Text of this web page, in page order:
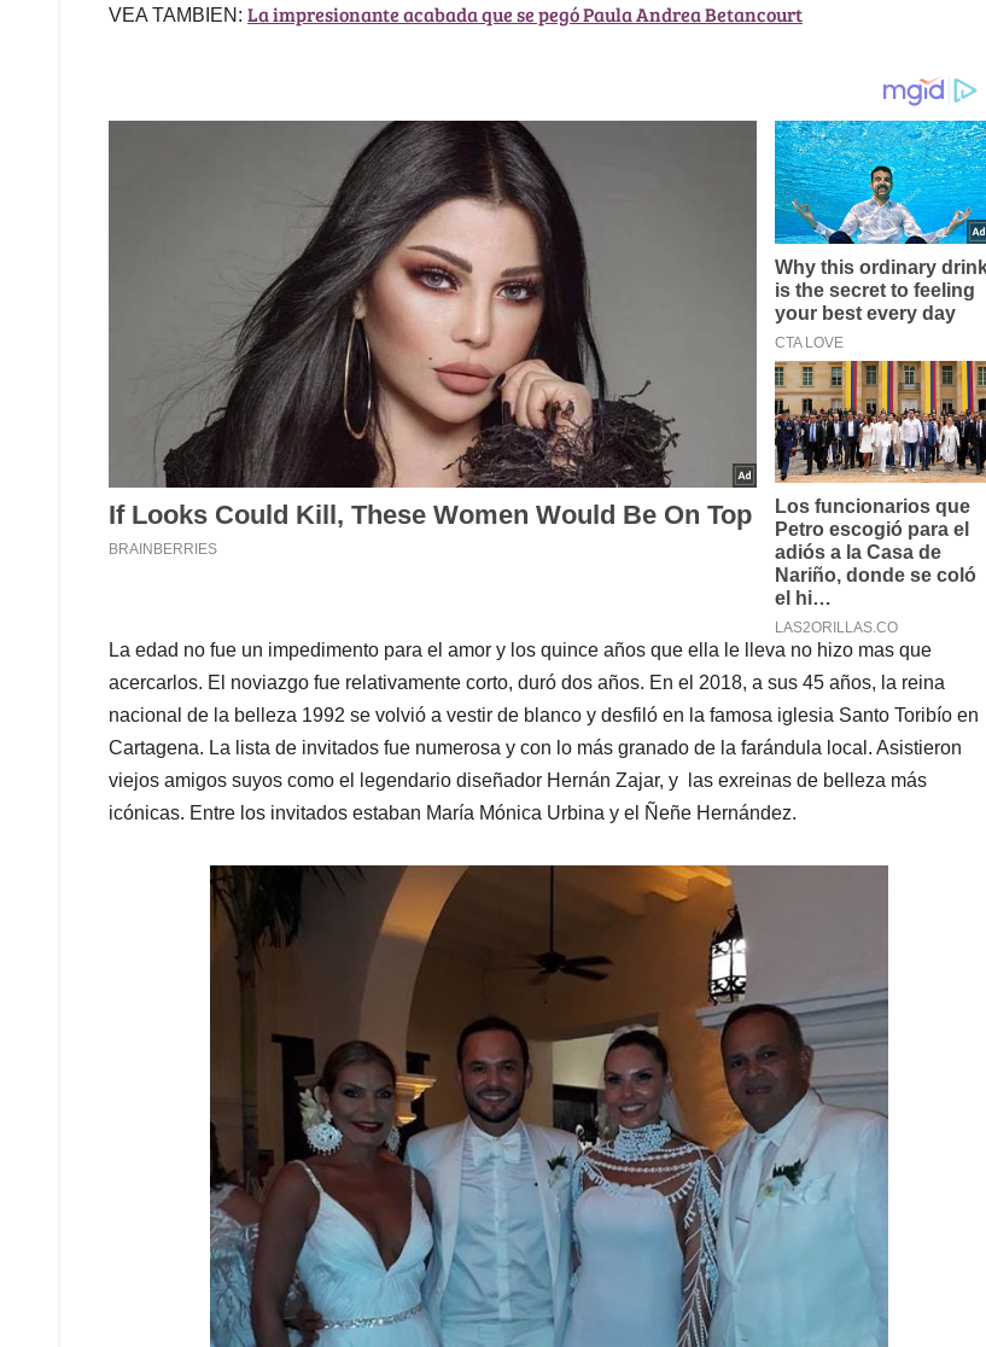
VEA TAMBIEN: La impresionante acabada que se pegó Paula Andrea Betancourt
La edad no fue un impedimento para el amor y los quince años que ella le lleva no hizo mas que
acercarlos. El noviazgo fue relativamente corto, duró dos años. En el 2018, a sus 45 años, la reina
nacional de la belleza 1992 se volvió a vestir de blanco y desfiló en la famosa iglesia Santo Toribío en
Cartagena. La lista de invitados fue numerosa y con lo más granado de la farándula local. Asistieron
viejos amigos suyos como el legendario diseñador Hernán Zajar, y las exreinas de belleza más
icónicas. Entre los invitados estaban María Mónica Urbina y el Ñeñe Hernández.